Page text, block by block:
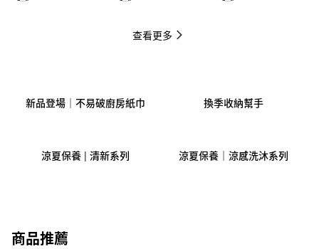
查看更多
新品登場｜不易破廚房紙巾 換季收納幫手
涼夏保養 | 清新系列 涼夏保養｜涼感洗沐系列
商品推薦